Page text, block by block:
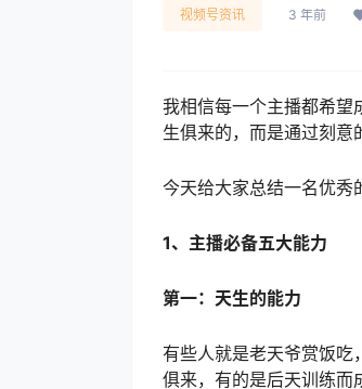
视频号资讯 3 年前
我相信每一个主播都希望
生俱来的，而是通过刻意
今天给大家总结一名优秀
1、主播必备五大能力
第一：天生的能力
有些人就是老天爷赏饭吃
俱来，有的是后天训练而